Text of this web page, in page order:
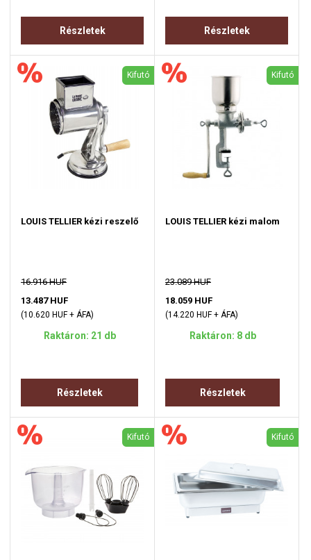
Részletek Részletek
Kifutó
LOUIS TELLIER kézi reszelő
16.916 HUF
13.487 HUF
(10.620 HUF + ÁFA)
Raktáron: 21 db
Részletek
Kifutó
LOUIS TELLIER kézi malom
23.089 HUF
18.059 HUF
(14.220 HUF + ÁFA)
Raktáron: 8 db
Részletek
Kifutó Kifutó